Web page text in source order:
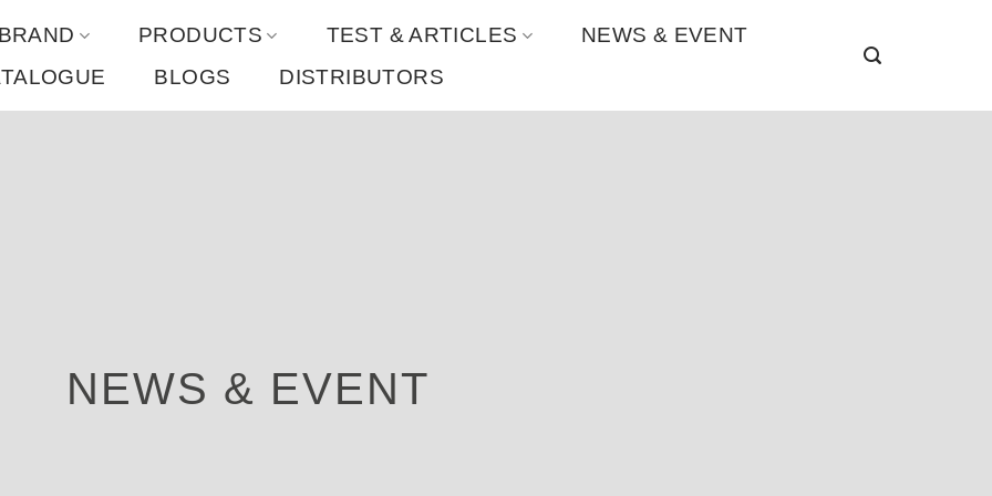
PRODUCTS TEST & ARTICLES
NEWS & EVENT
BLOGS DISTRIBUTORS
NEWS & EVENT